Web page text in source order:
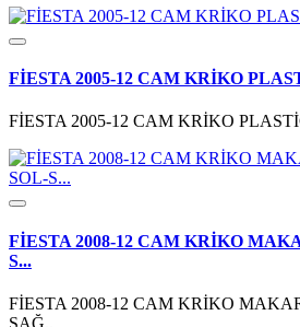
FİESTA 2005-12 CAM KRİKO
FİESTA 2005-12 CAM KRİKO
FİESTA 2008-12 CAM KRİKO
S...
FİESTA 2008-12 CAM KRİKO
SAĞ..